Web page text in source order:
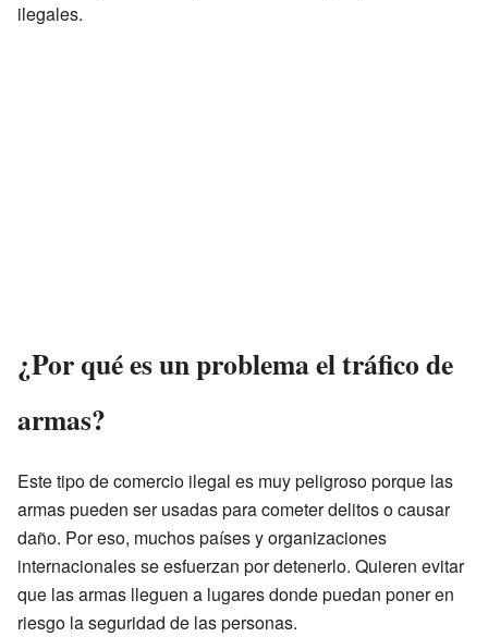
ilegales.
¿Por qué es un problema el tráfico de
armas?
Este tipo de comercio ilegal es muy peligroso porque las
armas pueden ser usadas para cometer delitos o causar
daño. Por eso, muchos países y organizaciones
internacionales se esfuerzan por detenerlo. Quieren evitar
que las armas lleguen a lugares donde puedan poner en
riesgo la seguridad de las personas.